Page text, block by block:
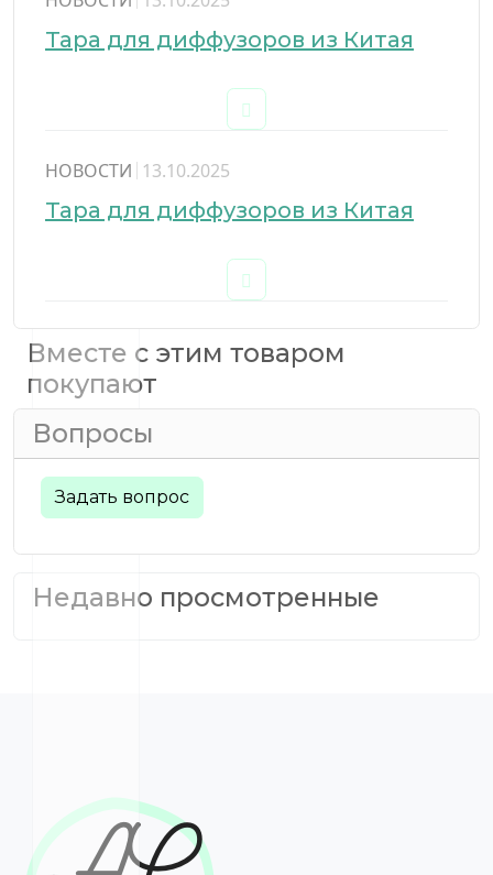
Тара для диффузоров из Китая
НОВОСТИ 13.10.2025
Тара для диффузоров из Китая
Вместе с этим товаром
покупают
Вопросы
Задать вопрос
Недавно просмотренные